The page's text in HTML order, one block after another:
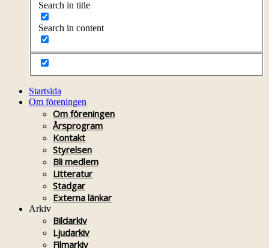
Search in title
Search in content
Startsida
Om föreningen
Om föreningen
Årsprogram
Kontakt
Styrelsen
Bli medlem
Litteratur
Stadgar
Externa länkar
Arkiv
Bildarkiv
Ljudarkiv
Filmarkiv